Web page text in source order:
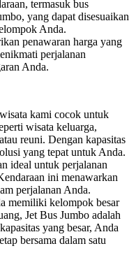
termasuk bus
yang dapat disesuaikan
Anda.
penawaran harga yang
perjalanan
Anda.
kami cocok untuk
wisata keluarga,
reuni. Dengan kapasitas
yang tepat untuk Anda.
ideal untuk perjalanan
ini menawarkan
perjalanan Anda.
memiliki kelompok besar
Jet Bus Jumbo adalah
yang besar, Anda
bersama dalam satu